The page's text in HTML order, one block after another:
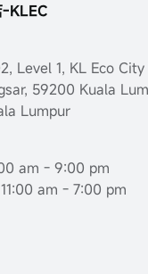
KLEC
Level 1, KL Eco
59200 Kuala
Lumpur
am - 9:00 pm
am - 7:00 pm